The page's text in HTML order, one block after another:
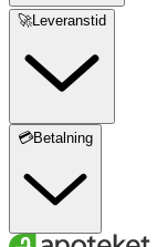
🚀Leveranstid
💳Betalning